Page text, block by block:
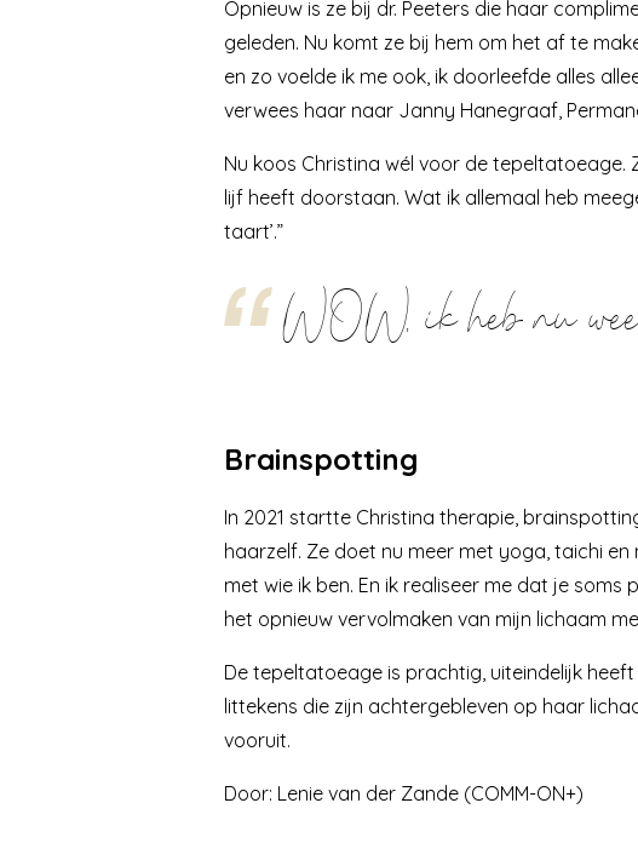
Opnieuw is ze bij dr. Peeters die haar
geleden. Nu komt ze bij hem om het af te
en zo voelde ik me ook, ik doorleefde alles
verwees haar naar Janny Hanegraaf,
Nu koos Christina wél voor de tepeltatoeage.
lijf heeft doorstaan. Wat ik allemaal heb
taart’.”
WOW, ik heb nu
Brainspotting
In 2021 startte Christina therapie,
haarzelf. Ze doet nu meer met yoga, taichi en
met wie ik ben. En ik realiseer me dat je
het opnieuw vervolmaken van mijn lichaam
De tepeltatoeage is prachtig, uiteindelijk
littekens die zijn achtergebleven op haar
vooruit.
Door: Lenie van der Zande (COMM-ON+)